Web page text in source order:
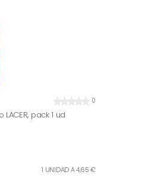
0
pack 1 ud
1 UNIDAD A 4,65 €